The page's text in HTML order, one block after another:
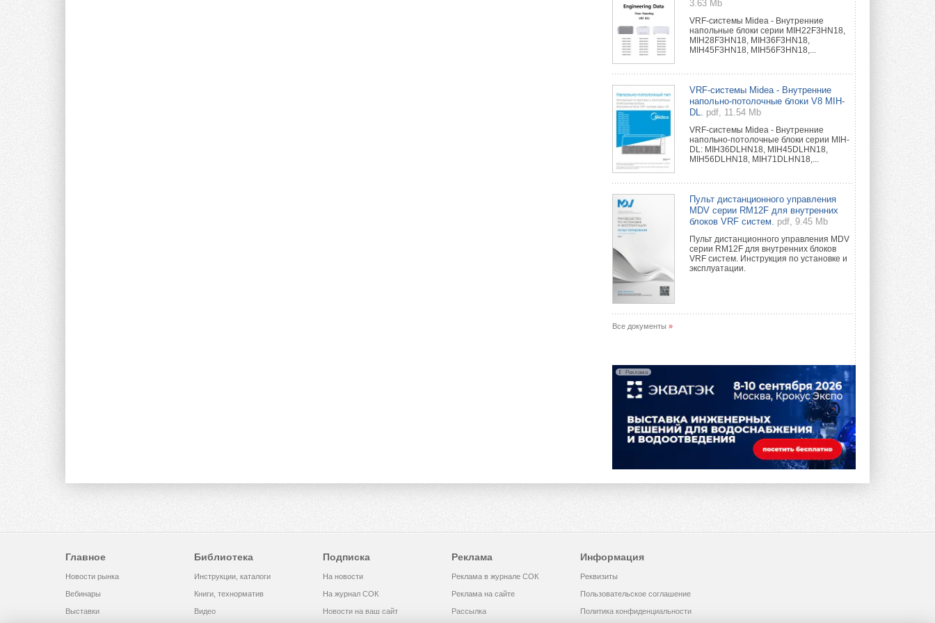
3.63 Mb
VRF-системы Midea - Внутренние
напольные блоки серии MIH22F3HN18,
MIH28F3HN18, MIH36F3HN18,
MIH45F3HN18, MIH56F3HN18,...
VRF-системы Midea - Внутренние
напольно-потолочные блоки V8 MIH-
DL.
pdf, 11.54 Mb
VRF-системы Midea - Внутренние
напольно-потолочные блоки серии MIH-
DL: MIH36DLHN18, MIH45DLHN18,
MIH56DLHN18, MIH71DLHN18,...
Пульт дистанционного управления
MDV серии RM12F для внутренних
блоков VRF систем.
pdf, 9.45 Mb
Пульт дистанционного управления MDV
серии RM12F для внутренних блоков
VRF систем. Инструкция по установке и
эксплуатации.
Все документы »
Реклама
Главное
Новости рынка
Вебинары
Выставки
Библиотека
Инструкции, каталоги
Книги, технорматив
Видео
Подписка
На новости
На журнал СОК
Новости на ваш сайт
Реклама
Реклама в журнале СОК
Реклама на сайте
Рассылка
Информация
Реквизиты
Пользовательское соглашение
Политика конфиденциальности